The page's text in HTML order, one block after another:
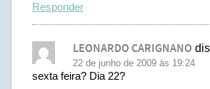
Responder
LEONARDO CARIGNANO
22 de junho de 2009 às 19:24
sexta feira? Dia 22?